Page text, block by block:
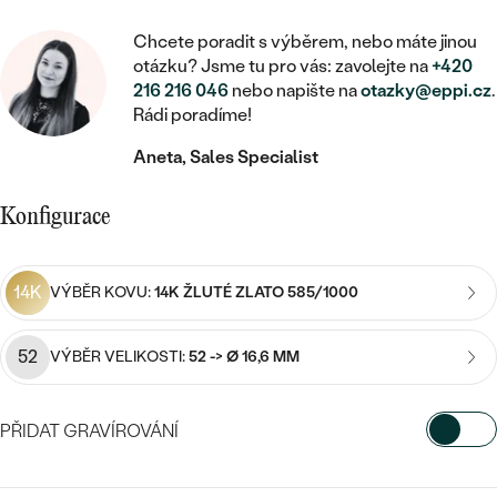
S VÝPLNÍ
SVATEBNÍ SETY
CENOVĚ DOSTUPNÉ
LUXUSNÍ
ZAČÍT S LAB-GROWN DIAMANTEM
ZAČÍT S BAREVNÝM DIAMANTEM
DLE DRAHOKAMU
DIAMANT
MOISSANIT
BAREVNÝ DIAMANT
ČERNÝ DIAMANT
DĚTSKÉ ŠPERKY
BROŽE
DOPLŇKY
DLE MATERIÁLU
ZLATO
STŘÍBRO
PLATINA
DLE KAMENE
S DIAMANTY
PIERCING
DLE KAMENE
S PERLAMI
DLE CENY
MEDAILONKY
ŘETÍZKY
VE TVARU SRDCE
DLE DRAHOKAMU
S DIAMANTY
S DRAHOKAMY
S PERLAMI
DLE CENY
STATEMENT
PEČETNÍ
PERSONALIZOVANÉ
DLE DRAHOKAMU
S DIAMANTY
S DRAHOKAMY
S PERLAMI
Chcete poradit s výběrem, nebo máte jinou
otázku? Jsme tu pro vás: zavolejte na+420
216 216 046 nebo napište naotazky@eppi.cz.
Rádi poradíme!
Aneta, Sales Specialist
Konfigurace
14K VÝBĚR KOVU:14K ŽLUTÉ ZLATO 585/1000
52 VÝBĚR VELIKOSTI:52 -> Ø 16,6 MM
PŘIDAT GRAVÍROVÁNÍ